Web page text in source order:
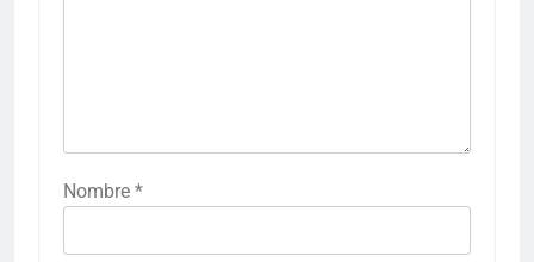
Nombre *